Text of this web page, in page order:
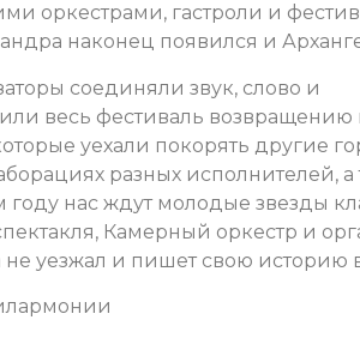
оркестрами, гастроли и
наконец появился и
соединяли звук, слово и
весь фестиваль возвращению
уехали покорять другие
разных исполнителей,
нас ждут молодые звезды
Камерный оркестр и
не уезжал и пишет свою историю